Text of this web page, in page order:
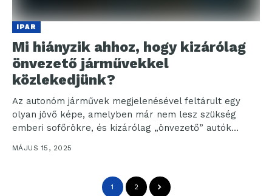
IPAR
Mi hiányzik ahhoz, hogy kizárólag
önvezető járművekkel
közlekedjünk?
Az autonóm járművek megjelenésével feltárult egy
olyan jövő képe, amelyben már nem lesz szükség
emberi sofőrökre, és kizárólag „önvezető” autók
közlekednek az utakon....
MÁJUS 15, 2025
1 2